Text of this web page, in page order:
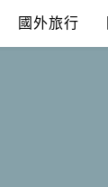
國外旅行